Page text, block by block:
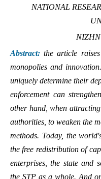
NATIONAL
Abstract: the article
monopolies and
uniquely determine their
enforcement can
other hand, when
authorities, to weaken the
methods. Today, the
the free redistribution of
enterprises, the state and
the STP as a whole. And